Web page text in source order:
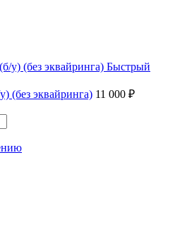
Быстрый
(без эквайринга) 11 000 ₽